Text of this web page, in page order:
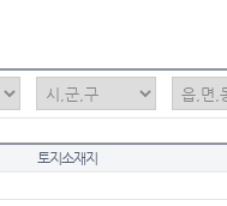
토지소재지